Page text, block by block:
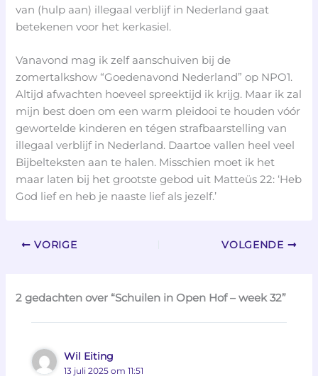
van (hulp aan) illegaal verblijf in Nederland gaat
betekenen voor het kerkasiel.
Vanavond mag ik zelf aanschuiven bij de
zomertalkshow “Goedenavond Nederland” op NPO1.
Altijd afwachten hoeveel spreektijd ik krijg. Maar ik zal
mijn best doen om een warm pleidooi te houden vóór
gewortelde kinderen en tégen strafbaarstelling van
illegaal verblijf in Nederland. Daartoe vallen heel veel
Bijbelteksten aan te halen. Misschien moet ik het
maar laten bij het grootste gebod uit Matteüs 22: ‘Heb
God lief en heb je naaste lief als jezelf.’
VORIGE VOLGENDE
2 gedachten over “Schuilen in Open Hof – week 32”
Wil Eiting
13 juli 2025 om 11:51